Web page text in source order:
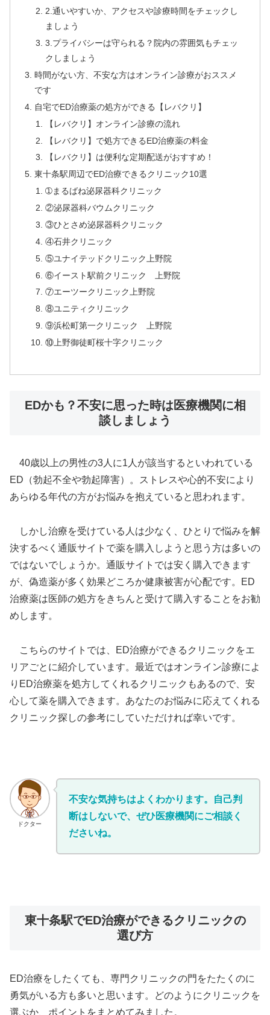
2.通いやすいか、アクセスや診療時間をチェックし
ましょう
3.プライバシーは守られる？院内の雰囲気もチェッ
クしましょう
時間がない方、不安な方はオンライン診療がおススメ
です
自宅でED治療薬の処方ができる【レバクリ】
【レバクリ】オンライン診療の流れ
【レバクリ】で処方できるED治療薬の料金
【レバクリ】は便利な定期配送がおすすめ！
東十条駅周辺でED治療できるクリニック10選
➀まるばね泌尿器科クリニック
②泌尿器科バウムクリニック
③ひとさめ泌尿器科クリニック
④石井クリニック
⑤ユナイテッドクリニック上野院
⑥イースト駅前クリニック 上野院
⑦エーツークリニック上野院
⑧ユニティクリニック
⑨浜松町第一クリニック 上野院
⑩上野御徒町桜十字クリニック
EDかも？不安に思った時は医療機関に相
談しましょう
40歳以上の男性の3人に1人が該当するといわれている
ED（勃起不全や勃起障害）。ストレスや心的不安により
あらゆる年代の方がお悩みを抱えていると思われます。
しかし治療を受けている人は少なく、ひとりで悩みを解
決するべく通販サイトで薬を購入しようと思う方は多いの
ではないでしょうか。通販サイトでは安く購入できます
が、偽造薬が多く効果どころか健康被害が心配です。ED
治療薬は医師の処方をきちんと受けて購入することをお勧
めします。
こちらのサイトでは、ED治療ができるクリニックをエ
リアごとに紹介しています。最近ではオンライン診療によ
りED治療薬を処方してくれるクリニックもあるので、安
心して薬を購入できます。あなたのお悩みに応えてくれる
クリニック探しの参考にしていただければ幸いです。
ドクター
不安な気持ちはよくわかります。自己判
断はしないで、ぜひ医療機関にご相談く
ださいね。
東十条駅でED治療ができるクリニックの
選び方
ED治療をしたくても、専門クリニックの門をたたくのに
勇気がいる方も多いと思います。どのようにクリニックを
選ぶか、ポイントをまとめてみました。